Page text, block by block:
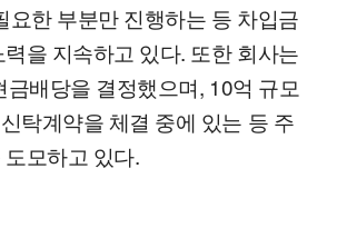
요한 부분만 진행하는 등 차입금
을 지속하고 있다. 또한 회사는
금배당을 결정했으며, 10억 규모
탁계약을 체결 중에 있는 등 주
모하고 있다.